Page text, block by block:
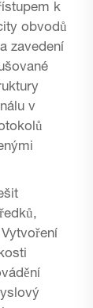
k
obvodů
zavedení
v